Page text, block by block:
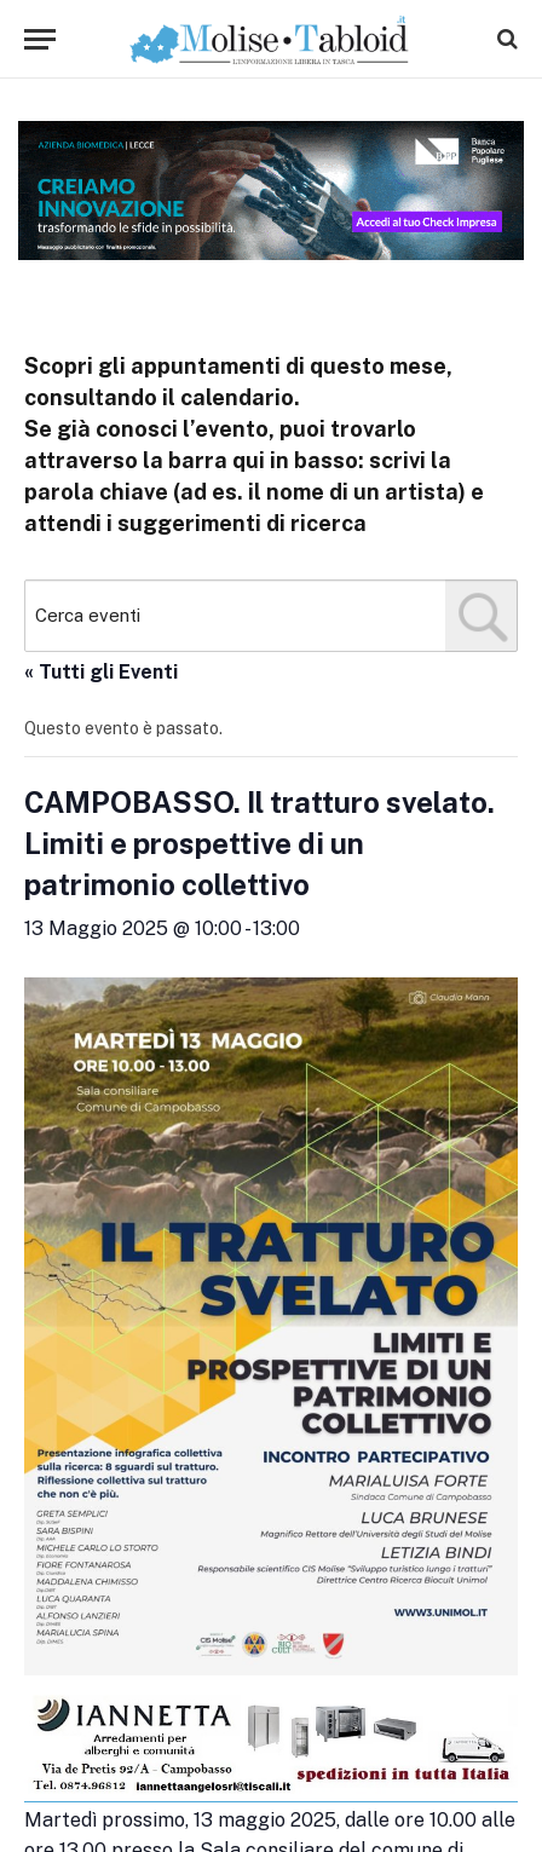
Scopri gli appuntamenti di questo mese,
consultando il calendario.
Se già conosci l’evento, puoi trovarlo
attraverso la barra qui in basso: scrivi la
parola chiave (ad es. il nome di un artista) e
attendi i suggerimenti di ricerca
« Tutti gli Eventi
Questo evento è passato.
CAMPOBASSO. Il tratturo svelato.
Limiti e prospettive di un
patrimonio collettivo
13 Maggio 2025 @ 10:00-13:00
Martedì prossimo, 13 maggio 2025, dalle ore 10.00 alle